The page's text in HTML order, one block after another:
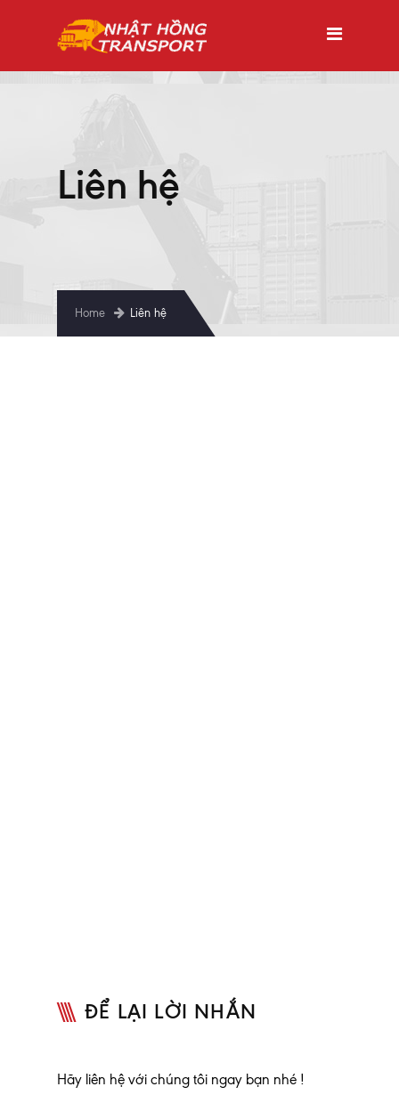
Liên hệ
Home Liên hệ
ĐỂ LẠI LỜI NHẮN
Hãy liên hệ với chúng tôi ngay bạn nhé !